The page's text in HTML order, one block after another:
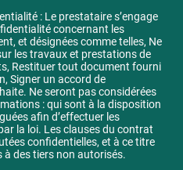
: Le prestataire s’engage
concernant les
et désignées comme telles, Ne
les travaux et prestations de
Restituer tout document fourni
Signer un accord de
Ne seront pas considérées
: qui sont à la disposition
afin d’effectuer les
la loi. Les clauses du contrat
confidentielles, et à ce titre
à des tiers non autorisés.